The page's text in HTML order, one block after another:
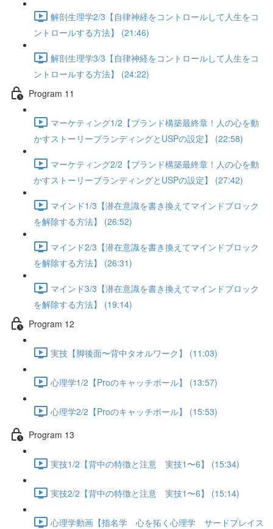
解剖生理学2/3【自律神経をコントロールして人生をコ
ントロールする方法】 (21:46)
解剖生理学3/3【自律神経をコントロールして人生をコ
ントロールする方法】 (24:22)
Program 11
マーケティング1/2【ブランド構築最終章！人の心を動
かすストーリーブランディングとUSPの設定】 (22:58)
マーケティング2/2【ブランド構築最終章！人の心を動
かすストーリーブランディングとUSPの設定】 (27:42)
マインド1/3【潜在意識を書き換えてマインドブロック
を解除する方法】 (26:52)
マインド2/3【潜在意識を書き換えてマインドブロック
を解除する方法】 (26:31)
マインド3/3【潜在意識を書き換えてマインドブロック
を解除する方法】 (19:14)
Program 12
実技【脚後面〜背中タオルワーク】 (11:03)
心理学1/2【Proのキャッチボール】 (13:57)
心理学2/2【Proのキャッチボール】 (15:53)
Program 13
実技1/2【背中の特徴と注意 実技1〜6】 (15:34)
実技2/2【背中の特徴と注意 実技1〜6】 (15:14)
心理学動画【指名学 心を拓く心理学 サードプレイス